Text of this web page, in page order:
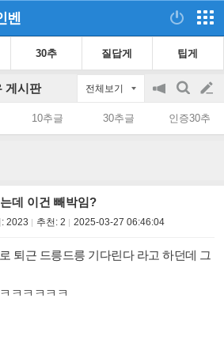
벤
30추 질답게 팁게
게시판 전체보기
공
on/off
검
색
글
쓰
10추글 30추글 인증30추
데 이건 빼박임?
2023 추천: 2 2025-03-27 06:46:04
퇴근 드릉드릉 기다린다 라고 하던데 그
ㅋㅋㅋㅋㅋ